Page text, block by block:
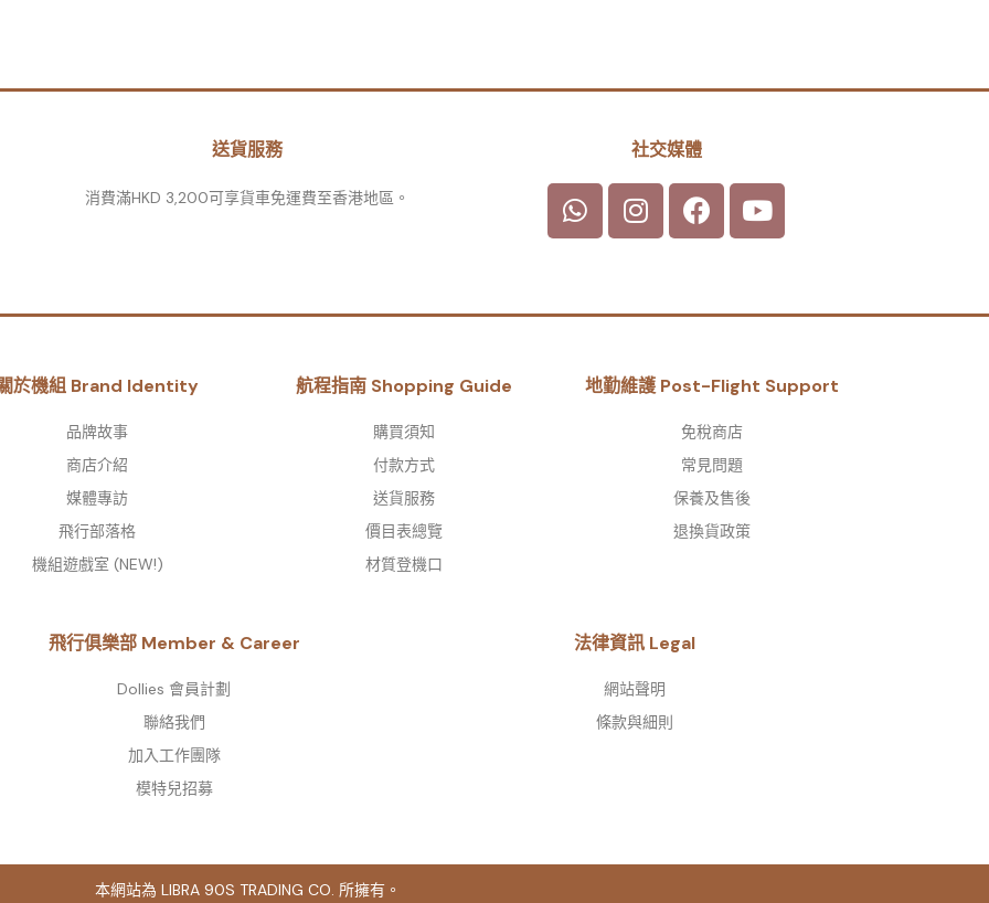
送貨服務
消費滿HKD 3,200可享貨車免運費至香港地區。
社交媒體
於機組 Brand Identity
品牌故事​
商店介紹
媒體專訪
飛行部落格
機組遊戲室 (NEW!)
航程指南 Shopping Guide
購買須知
付款方式
送貨服務
價目表總覽
材質登機口
地勤維護 Post-Flight Support
免稅商店
常見問題
保養及售後
退換貨政策
飛行俱樂部 Member & Career
Dollies 會員計劃
聯絡我們
加入工作團隊
模特兒招募
法律資訊 Legal
網站聲明
條款與細則
本網站為 LIBRA 90S TRADING CO. 所擁有。